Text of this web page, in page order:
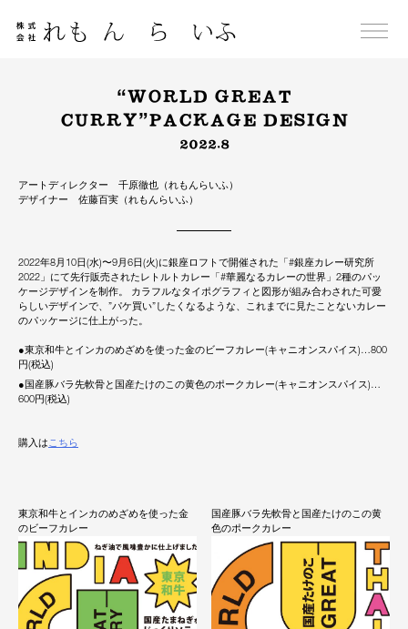
content
“WORLD GREAT
CURRY”PACKAGE DESIGN
2022.8
アートディレクター 千原徹也（れもんらいふ）
デザイナー 佐藤百実（れもんらいふ）
2022年8月10日(水)〜9月6日(火)に銀座ロフトで開催された「#銀座カレー研究所
2022」にて先行販売されたレトルトカレー「#華麗なるカレーの世界」2種のパッ
ケージデザインを制作。 カラフルなタイポグラフィと図形が組み合わされた可愛
らしいデザインで、”パケ買い”したくなるような、これまでに見たことないカレー
のパッケージに仕上がった。
●東京和牛とインカのめざめを使った金のビーフカレー(キャニオンスパイス)…800
円(税込)
●国産豚バラ先軟骨と国産たけのこの黄色のポークカレー(キャニオンスパイス)…
600円(税込)
購入は こちら
東京和牛とインカのめざめを使った金
のビーフカレー
国産豚バラ先軟骨と国産たけのこの黄
色のポークカレー